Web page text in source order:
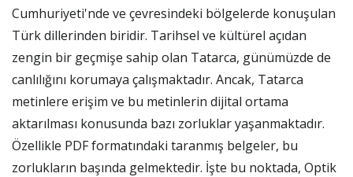
Cumhuriyeti'nde ve çevresindeki bölgelerde konuşulan
Türk dillerinden biridir. Tarihsel ve kültürel açıdan
zengin bir geçmişe sahip olan Tatarca, günümüzde de
canlılığını korumaya çalışmaktadır. Ancak, Tatarca
metinlere erişim ve bu metinlerin dijital ortama
aktarılması konusunda bazı zorluklar yaşanmaktadır.
Özellikle PDF formatındaki taranmış belgeler, bu
zorlukların başında gelmektedir. İşte bu noktada, Optik